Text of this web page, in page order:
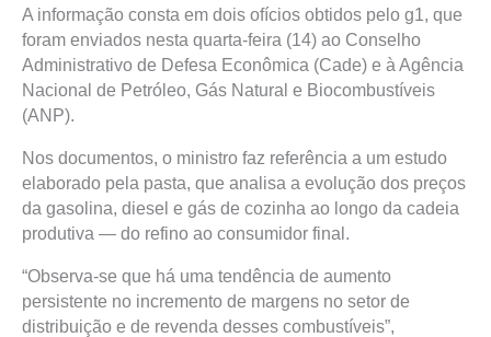
A informação consta em dois ofícios obtidos pelo g1, que
foram enviados nesta quarta-feira (14) ao Conselho
Administrativo de Defesa Econômica (Cade) e à Agência
Nacional de Petróleo, Gás Natural e Biocombustíveis
(ANP).
Nos documentos, o ministro faz referência a um estudo
elaborado pela pasta, que analisa a evolução dos preços
da gasolina, diesel e gás de cozinha ao longo da cadeia
produtiva — do refino ao consumidor final.
“Observa-se que há uma tendência de aumento
persistente no incremento de margens no setor de
distribuição e de revenda desses combustíveis”,